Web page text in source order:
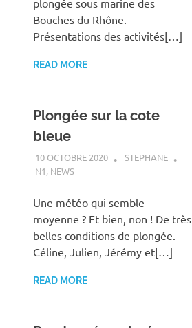
Bouches du Rhône.
Présentations des activités[…]
READ MORE
Plongée sur la cote
bleue
10 OCTOBRE 2020
STEPHANE
N1, NEWS
Une météo qui semble
moyenne ? Et bien, non ! De très
belles conditions de plongée.
Céline, Julien, Jérémy et[…]
READ MORE